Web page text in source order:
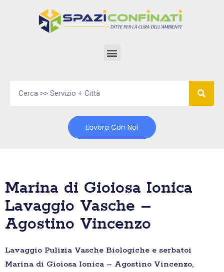
Lavora Con Noi
Marina di Gioiosa Ionica
Lavaggio Vasche –
Agostino Vincenzo
Lavaggio Pulizia Vasche Biologiche e serbatoi
Marina di Gioiosa Ionica – Agostino Vincenzo,